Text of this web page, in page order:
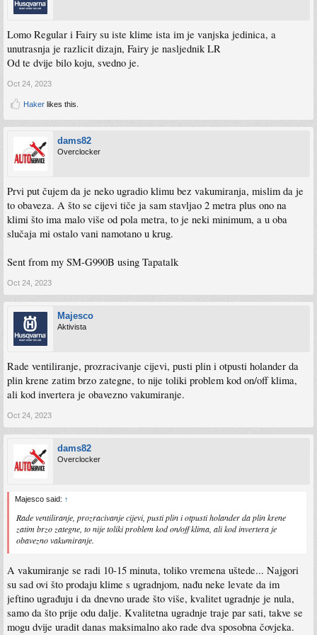
Lomo Regular i Fairy su iste klime ista im je vanjska jedinica, a
unutrasnja je razlicit dizajn, Fairy je nasljednik LR
Od te dvije bilo koju, svedno je.
Oct 24, 2023
Haker likes this.
dams82
Overclocker
Prvi put čujem da je neko ugradio klimu bez vakumiranja, mislim da je
to obaveza. A što se cijevi tiče ja sam stavljao 2 metra plus ono na
klimi što ima malo više od pola metra, to je neki minimum, a u oba
slučaja mi ostalo vani namotano u krug.
Sent from my SM-G990B using Tapatalk
Oct 24, 2023
Majesco
Aktivista
Rade ventiliranje, prozracivanje cijevi, pusti plin i otpusti holander da
plin krene zatim brzo zategne, to nije toliki problem kod on/off klima,
ali kod invertera je obavezno vakumiranje.
Oct 24, 2023
dams82
Overclocker
Majesco said: ↑
Rade ventiliranje, prozracivanje cijevi, pusti plin i otpusti holander da plin krene
zatim brzo zategne, to nije toliki problem kod on/off klima, ali kod invertera je
obavezno vakumiranje.
A vakumiranje se radi 10-15 minuta, toliko vremena uštede... Najgori
su sad ovi što prodaju klime s ugradnjom, nađu neke levate da im
jeftino ugrađuju i da dnevno urade što više, kvalitet ugradnje je nula,
samo da što prije odu dalje. Kvalitetna ugradnje traje par sati, takve se
mogu dvije uradit danas maksimalno ako rade dva sposobna čovjeka.